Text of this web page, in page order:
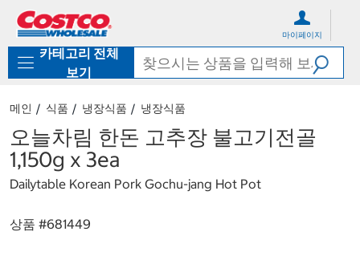
로
기
가
마이페이지
카테고리 전체
보기
메인 식품 냉장식품 냉장식품
오늘차림 한돈 고추장 불고기전골
1,150g x 3ea
Dailytable Korean Pork Gochu-jang Hot Pot
상품 #681449